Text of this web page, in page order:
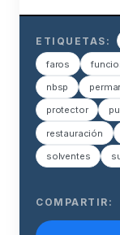
ETIQUETAS:
faros
nbsp
protector
restauración
solventes
COMPARTIR: